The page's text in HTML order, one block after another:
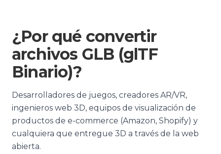
¿Por qué convertir
archivos GLB (glTF
Binario)?
Desarrolladores de juegos, creadores AR/VR,
ingenieros web 3D, equipos de visualización de
productos de e-commerce (Amazon, Shopify) y
cualquiera que entregue 3D a través de la web
abierta.